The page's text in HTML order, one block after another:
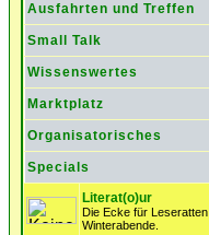
Ausfahrten und Treffen
Small Talk
Wissenswertes
Marktplatz
Organisatorisches
Specials
Literat(o)ur
Die Ecke für
Winterabende.